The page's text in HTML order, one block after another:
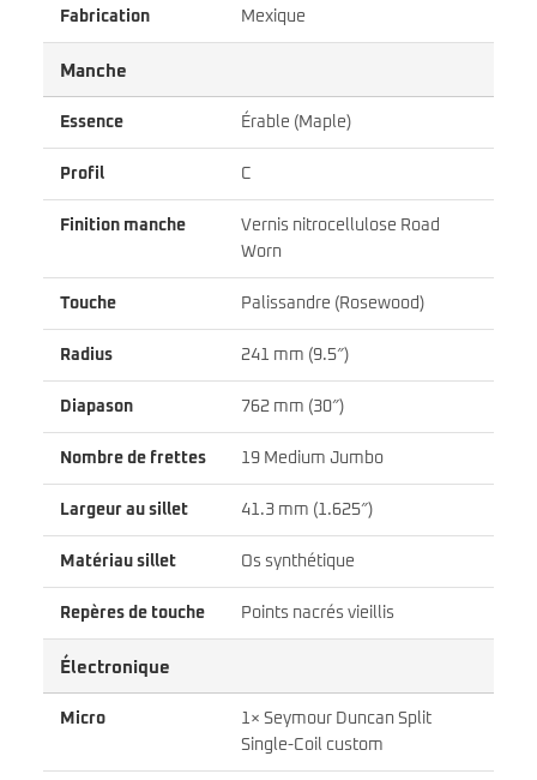
Fabrication Mexique
Manche
Essence Érable (Maple)
Profil C
Finition manche
Vernis nitrocellulose Road
Worn
Touche Palissandre (Rosewood)
Radius 241 mm (9.5″)
Diapason 762 mm (30″)
Nombre de frettes 19 Medium Jumbo
Largeur au sillet 41.3 mm (1.625″)
Matériau sillet Os synthétique
Repères de touche Points nacrés vieillis
Électronique
Micro
1× Seymour Duncan Split
Single-Coil custom